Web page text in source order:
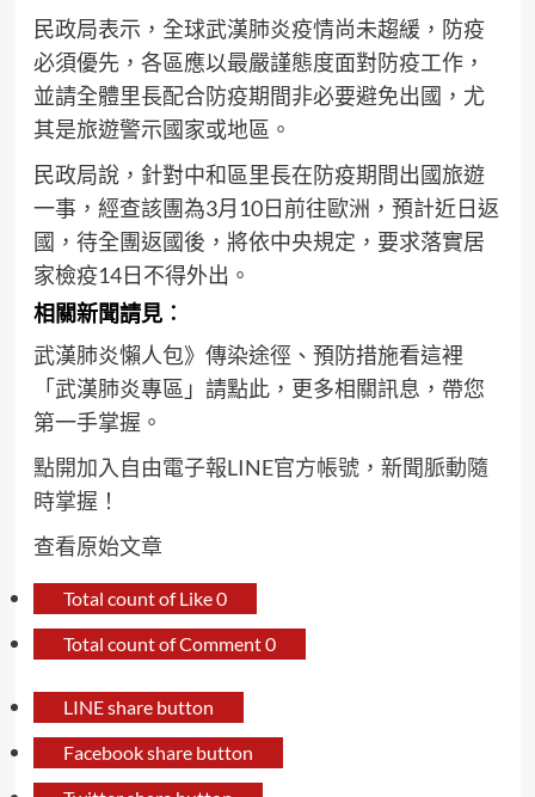
民政局表示，全球武漢肺炎疫情尚未趨緩，防疫
必須優先，各區應以最嚴謹態度面對防疫工作，
並請全體里長配合防疫期間非必要避免出國，尤
其是旅遊警示國家或地區。
民政局說，針對中和區里長在防疫期間出國旅遊
一事，經查該團為3月10日前往歐洲，預計近日返
國，待全團返國後，將依中央規定，要求落實居
家檢疫14日不得外出。
相關新聞請見︰
武漢肺炎懶人包》傳染途徑、預防措施看這裡
「武漢肺炎專區」請點此，更多相關訊息，帶您
第一手掌握。
點開加入自由電子報LINE官方帳號，新聞脈動隨
時掌握！
查看原始文章
Total count of Like0
Total count of Comment0
LINE share button
Facebook share button